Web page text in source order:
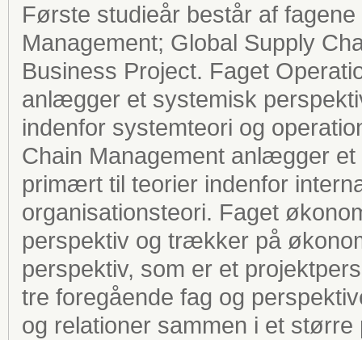
Første studieår består af
Management; Global Supply
Business Project. Faget
anlægger et systemisk
indenfor systemteori og
Chain Management anlægger
primært til teorier indenfor
organisationsteori. Faget
perspektiv og trækker på
perspektiv, som er et
tre foregående fag og
og relationer sammen i et større